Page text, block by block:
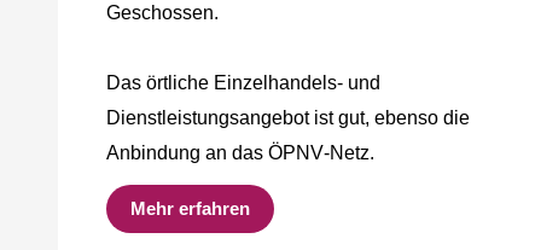
Geschossen.
Das örtliche Einzelhandels‐ und
Dienstleistungsangebot ist gut, ebenso die
Anbindung an das ÖPNV‐Netz.
Mehr erfahren